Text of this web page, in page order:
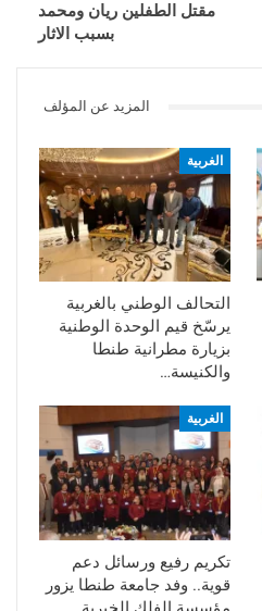
مقتل الطفلين ريان ومحمد
بسبب الاثار
المزيد عن المؤلف
الغربية
التحالف الوطني بالغربية
يرسّخ قيم الوحدة الوطنية
بزيارة مطرانية طنطا
والكنيسة…
الغربية
تكريم رفيع ورسائل دعم
قوية.. وفد جامعة طنطا يزور